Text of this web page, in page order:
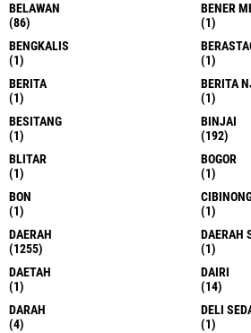
BELAWAN
(86)
BENER
(1)
BENGKALIS
(1)
(1)
BERITA
(1)
BERITA
(1)
BESITANG
(1)
BINJAI
(192)
BLITAR
(1)
BOGOR
(1)
BON
(1)
(1)
DAERAH
(1255)
DAERAH
(1)
DAETAH
(1)
DAIRI
(14)
DARAH
(4)
DELI
(1)